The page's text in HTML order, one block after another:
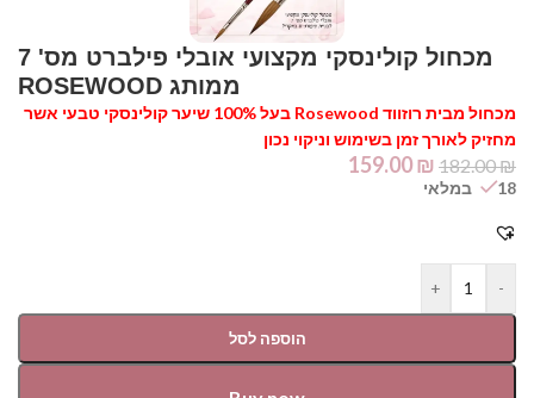
מכחול קולינסקי מקצועי אובלי פילברט מס' 7
ממותג ROSEWOOD
מכחול מבית רוזווד Rosewood בעל 100% שיער קולינסקי טבעי אשר
מחזיק לאורך זמן בשימוש וניקוי נכון
182.00₪
159.00₪
18 במלאי
-
+
הוספה לסל